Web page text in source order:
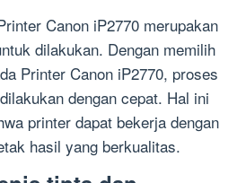
Canon iP2770 merupakan
dilakukan. Dengan memilih
Printer Canon iP2770, proses
dengan cepat. Hal ini
printer dapat bekerja dengan
hasil yang berkualitas.